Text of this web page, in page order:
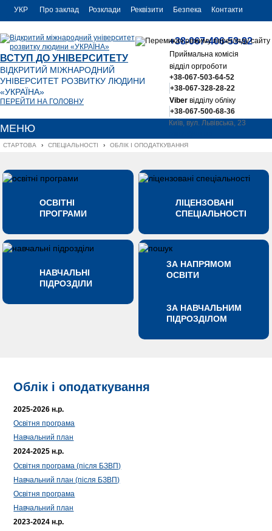
УКР
ENG
Про заклад Розклади Реквізити Безпека Контакти
ВСТУП ДО УНІВЕРСИТЕТУ
ВІДКРИТИЙ МІЖНАРОДНИЙ
УНІВЕРСИТЕТ РОЗВИТКУ ЛЮДИНИ
«УКРАЇНА»
ПЕРЕЙТИ НА ГОЛОВНУ
+38-067-406-53-92
Приймальна комісія
відділ оргроботи
+38-067-503-64-52
+38-067-328-28-22
Viberвідділу обліку
+38-067-500-68-36
Київ, вул. Львівська, 23
МЕНЮ
СТАРТОВА › СПЕЦІАЛЬНОСТІ › ОБЛІК І ОПОДАТКУВАННЯ
ОСВІТНІ
ПРОГРАМИ
ЛІЦЕНЗОВАНІ
СПЕЦІАЛЬНОСТІ
НАВЧАЛЬНІ
ПІДРОЗДІЛИ
ЗА НАПРЯМОМ
ОСВІТИ
ЗА НАВЧАЛЬНИМ
ПІДРОЗДІЛОМ
Облік і оподаткування
2025-2026 н.р.
Освітня програма
Навчальний план
2024-2025 н.р.
Освітня програма (після БЗВП)
Навчальний план (після БЗВП)
Освітня програма
Навчальний план
2023-2024 н.р.